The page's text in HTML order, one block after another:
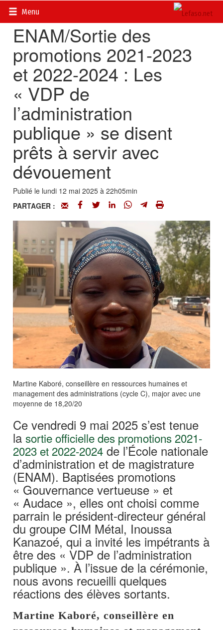
Menu
Accueil>
ENAM/Sortie des
promotions 2021-2023
et 2022-2024 : Les
« VDP de
l’administration
publique » se disent
prêts à servir avec
dévouement
Publié le lundi 12 mai 2025 à 22h05min
PARTAGER :
Martine Kaboré, conseillère en ressources humaines et
management des administrations (cycle C), major avec une
moyenne de 18,20/20
Ce vendredi 9 mai 2025 s’est tenue
lasortie officielle des promotions 2021-
2023 et 2022-2024 de l’École nationale
d’administration et de magistrature
(ENAM). Baptisées promotions
« Gouvernance vertueuse » et
« Audace », elles ont choisi comme
parrain le président-directeur général
du groupe CIM Métal, Inoussa
Kanazoé, qui a invité les impétrants à
être des « VDP de l’administration
publique ». À l’issue de la cérémonie,
nous avons recueilli quelques
réactions des élèves sortants.
Martine Kaboré, conseillère en